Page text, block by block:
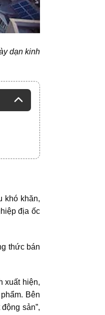
dạn kinh
khó khăn,
địa ốc
thức bán
xuất hiện,
Bên
sản”,